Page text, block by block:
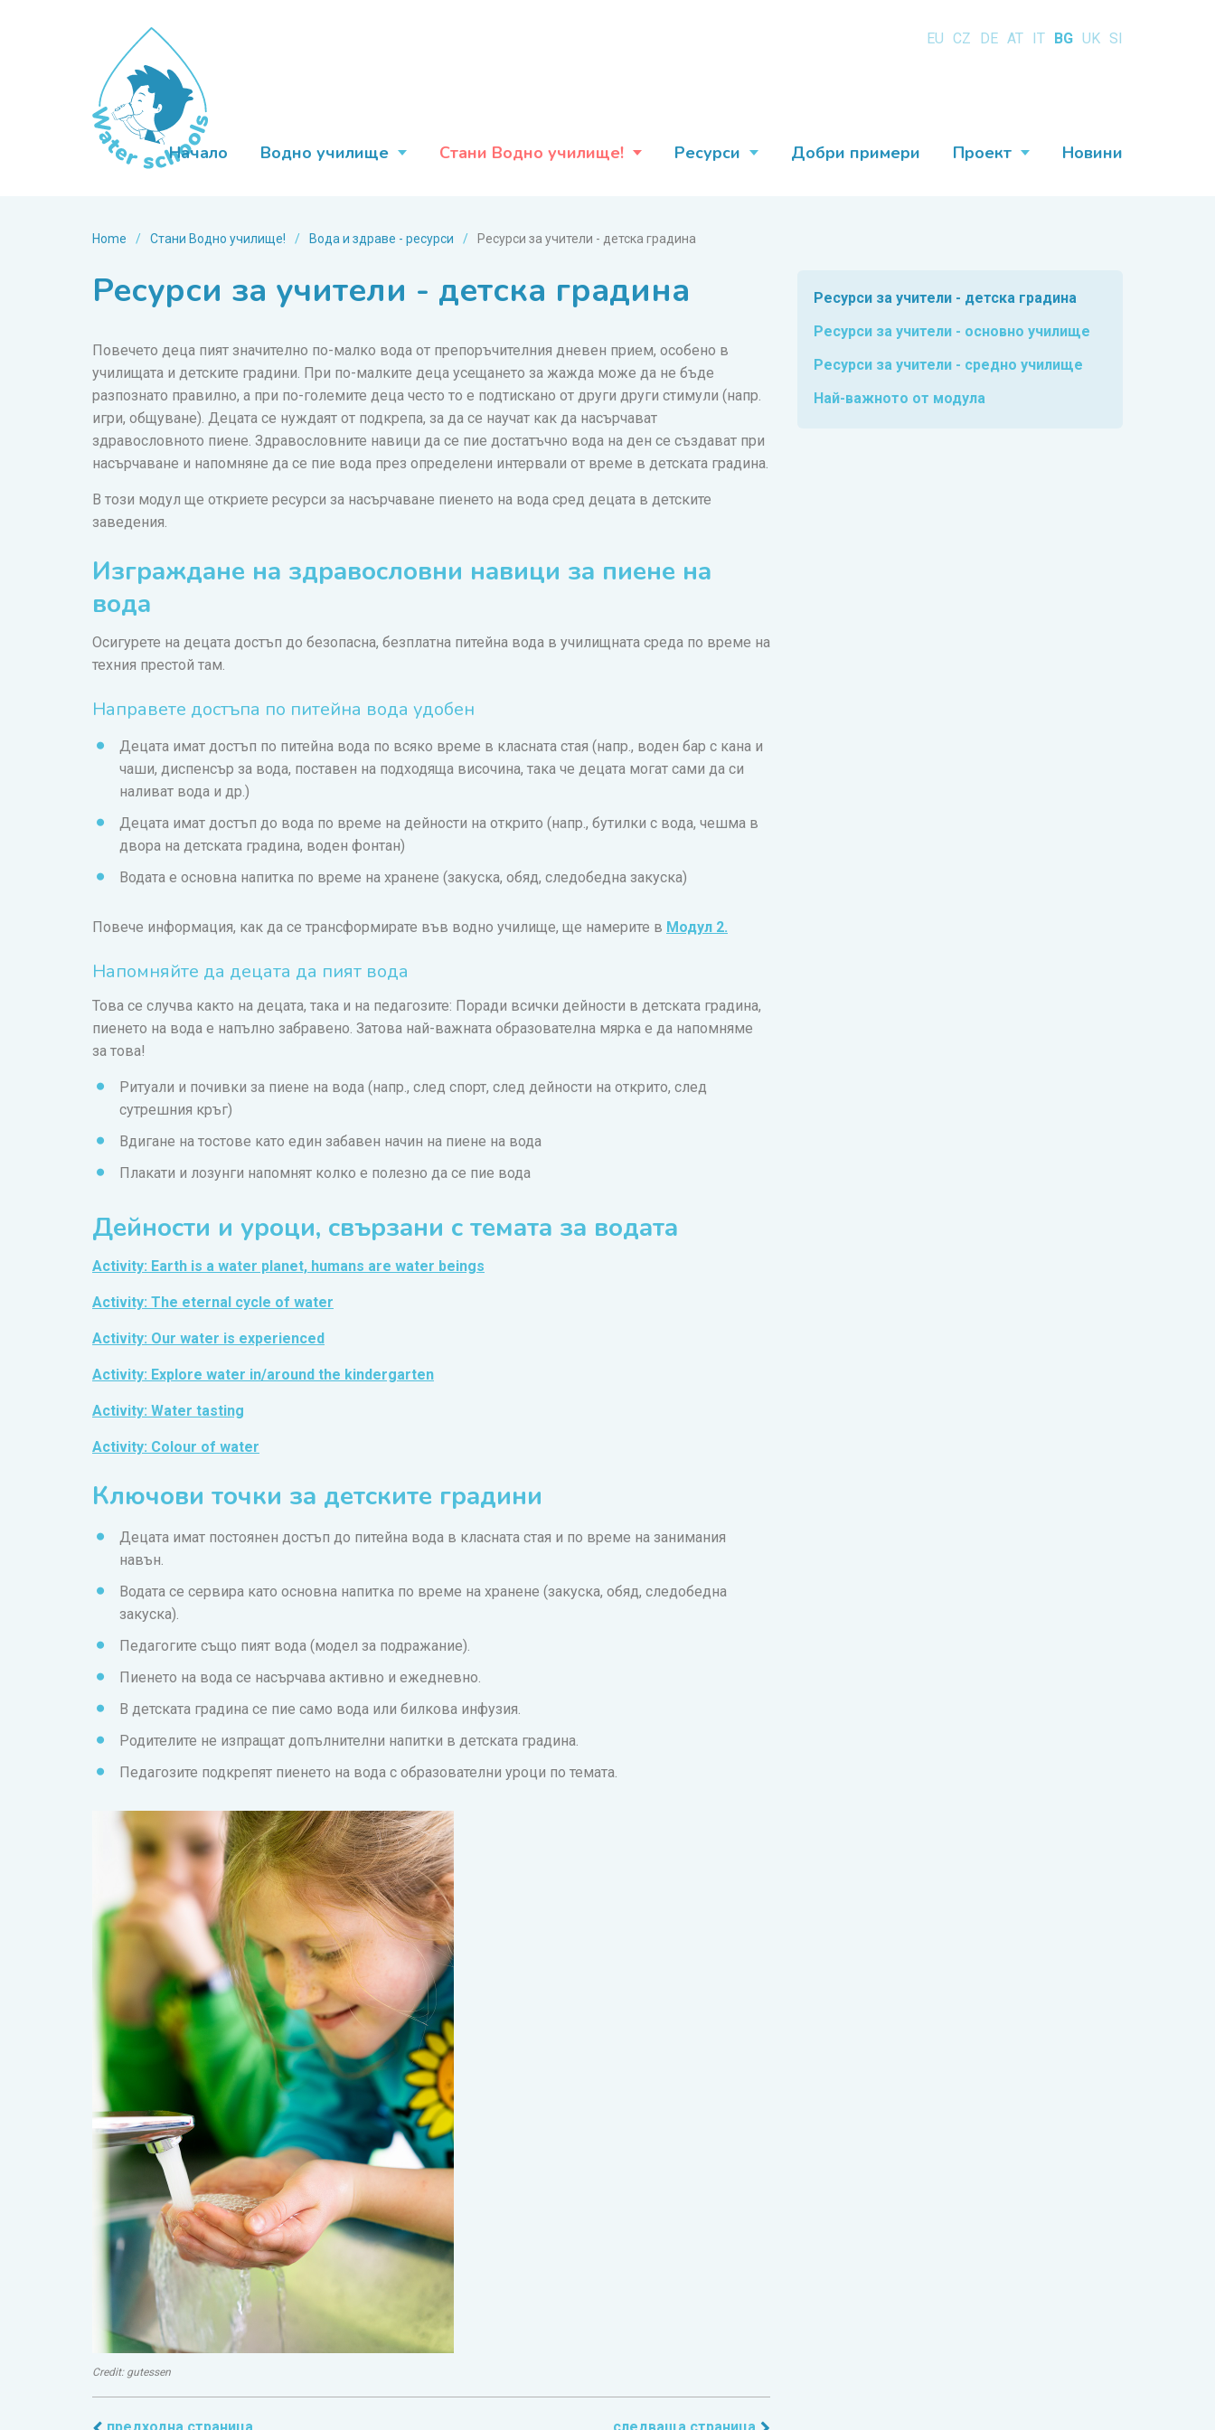
EU CZ DE AT IT BG UK SI
Начало Водно училище Стани Водно училище! Ресурси Добри примери Проект Новини
Home / Стани Водно училище! / Вода и здраве - ресурси / Ресурси за учители - детска градина
Ресурси за учители - детска градина
Повечето деца пият значително по-малко вода от препоръчителния дневен прием, особено в
училищата и детските градини. При по-малките деца усещането за жажда може да не бъде
разпознато правилно, а при по-големите деца често то е подтискано от други други стимули (напр.
игри, общуване). Децата се нуждаят от подкрепа, за да се научат как да насърчават
здравословното пиене. Здравословните навици да се пие достатъчно вода на ден се създават при
насърчаване и напомняне да се пие вода през определени интервали от време в детската градина.
В този модул ще откриете ресурси за насърчаване пиенето на вода сред децата в детските
заведения.
Изграждане на здравословни навици за пиене на
вода
Осигурете на децата достъп до безопасна, безплатна питейна вода в училищната среда по време на
техния престой там.
Направете достъпа по питейна вода удобен
Децата имат достъп по питейна вода по всяко време в класната стая (напр., воден бар с кана и
чаши, диспенсър за вода, поставен на подходяща височина, така че децата могат сами да си
наливат вода и др.)
Децата имат достъп до вода по време на дейности на открито (напр., бутилки с вода, чешма в
двора на детската градина, воден фонтан)
Водата е основна напитка по време на хранене (закуска, обяд, следобедна закуска)
Повече информация, как да се трансформирате във водно училище, ще намерите в Модул 2.
Напомняйте да децата да пият вода
Това се случва както на децата, така и на педагозите: Поради всички дейности в детската градина,
пиенето на вода е напълно забравено. Затова най-важната образователна мярка е да напомняме
за това!
Ритуали и почивки за пиене на вода (напр., след спорт, след дейности на открито, след
сутрешния кръг)
Вдигане на тостове като един забавен начин на пиене на вода
Плакати и лозунги напомнят колко е полезно да се пие вода
Дейности и уроци, свързани с темата за водата
Activity: Earth is a water planet, humans are water beings
Activity: The eternal cycle of water
Activity: Our water is experienced
Activity: Explore water in/around the kindergarten
Activity: Water tasting
Activity: Colour of water
Ключови точки за детските градини
Децата имат постоянен достъп до питейна вода в класната стая и по време на занимания
навън.
Водата се сервира като основна напитка по време на хранене (закуска, обяд, следобедна
закуска).
Педагогите също пият вода (модел за подражание).
Пиенето на вода се насърчава активно и ежедневно.
В детската градина се пие само вода или билкова инфузия.
Родителите не изпращат допълнителни напитки в детската градина.
Педагозите подкрепят пиенето на вода с образователни уроци по темата.
Credit: gutessen
Ресурси за учители - детска градина
Ресурси за учители - основно училище
Ресурси за учители - средно училище
Най-важното от модула